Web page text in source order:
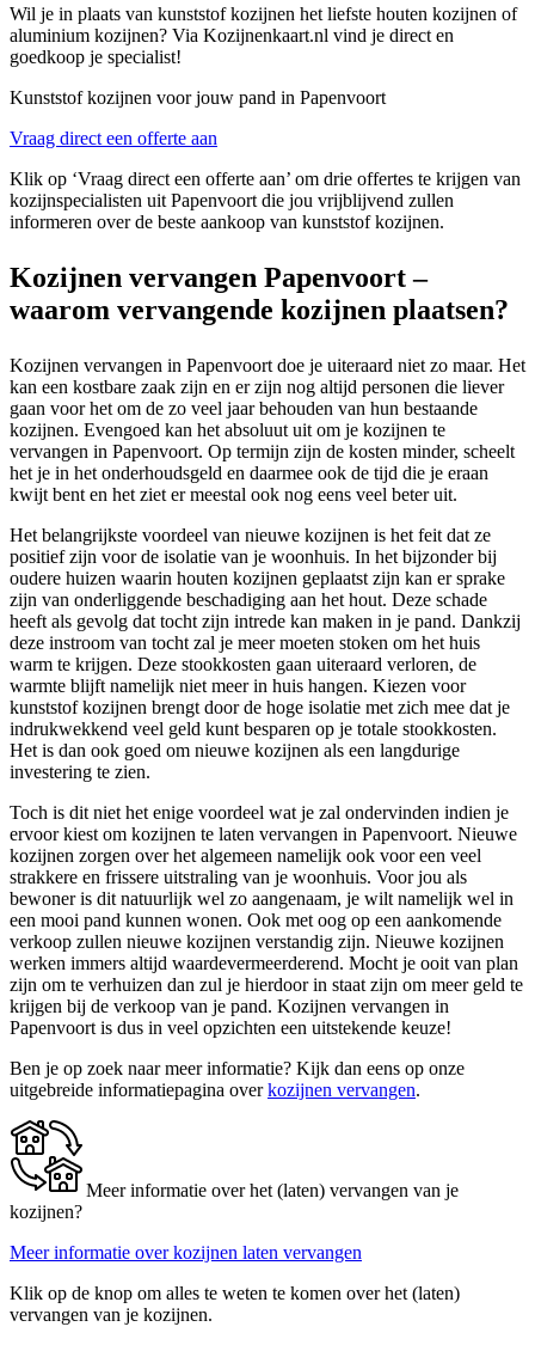
Wil je in plaats van kunststof kozijnen het liefste houten kozijnen of
aluminium kozijnen? Via Kozijnenkaart.nl vind je direct en
goedkoop je specialist!
Kunststof kozijnen voor jouw pand in Papenvoort
Vraag direct een offerte aan
Klik op ‘Vraag direct een offerte aan’ om drie offertes te krijgen van
kozijnspecialisten uit Papenvoort die jou vrijblijvend zullen
informeren over de beste aankoop van kunststof kozijnen.
Kozijnen vervangen Papenvoort –
waarom vervangende kozijnen plaatsen?
Kozijnen vervangen in Papenvoort doe je uiteraard niet zo maar. Het
kan een kostbare zaak zijn en er zijn nog altijd personen die liever
gaan voor het om de zo veel jaar behouden van hun bestaande
kozijnen. Evengoed kan het absoluut uit om je kozijnen te
vervangen in Papenvoort. Op termijn zijn de kosten minder, scheelt
het je in het onderhoudsgeld en daarmee ook de tijd die je eraan
kwijt bent en het ziet er meestal ook nog eens veel beter uit.
Het belangrijkste voordeel van nieuwe kozijnen is het feit dat ze
positief zijn voor de isolatie van je woonhuis. In het bijzonder bij
oudere huizen waarin houten kozijnen geplaatst zijn kan er sprake
zijn van onderliggende beschadiging aan het hout. Deze schade
heeft als gevolg dat tocht zijn intrede kan maken in je pand. Dankzij
deze instroom van tocht zal je meer moeten stoken om het huis
warm te krijgen. Deze stookkosten gaan uiteraard verloren, de
warmte blijft namelijk niet meer in huis hangen. Kiezen voor
kunststof kozijnen brengt door de hoge isolatie met zich mee dat je
indrukwekkend veel geld kunt besparen op je totale stookkosten.
Het is dan ook goed om nieuwe kozijnen als een langdurige
investering te zien.
Toch is dit niet het enige voordeel wat je zal ondervinden indien je
ervoor kiest om kozijnen te laten vervangen in Papenvoort. Nieuwe
kozijnen zorgen over het algemeen namelijk ook voor een veel
strakkere en frissere uitstraling van je woonhuis. Voor jou als
bewoner is dit natuurlijk wel zo aangenaam, je wilt namelijk wel in
een mooi pand kunnen wonen. Ook met oog op een aankomende
verkoop zullen nieuwe kozijnen verstandig zijn. Nieuwe kozijnen
werken immers altijd waardevermeerderend. Mocht je ooit van plan
zijn om te verhuizen dan zul je hierdoor in staat zijn om meer geld te
krijgen bij de verkoop van je pand. Kozijnen vervangen in
Papenvoort is dus in veel opzichten een uitstekende keuze!
Ben je op zoek naar meer informatie? Kijk dan eens op onze
uitgebreide informatiepagina overkozijnen vervangen.
Meer informatie over het (laten) vervangen van je
kozijnen?
Meer informatie over kozijnen laten vervangen
Klik op de knop om alles te weten te komen over het (laten)
vervangen van je kozijnen.